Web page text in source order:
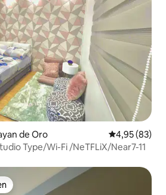
de Oro Gemiddelde
4,95 (83)
Type/Wi-Fi /NeTFLiX/Near7-11